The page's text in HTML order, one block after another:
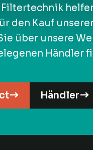
Filtertechnik
den Kauf
über unsere
Händler
Händler